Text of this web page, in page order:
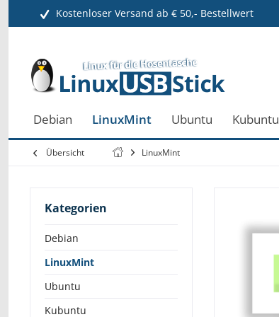
Kostenloser Versand ab € 50,- Bestellwert
Debian LinuxMint Ubuntu Kubuntu
Übersicht LinuxMint
Kategorien
Debian
LinuxMint
Ubuntu
Kubuntu